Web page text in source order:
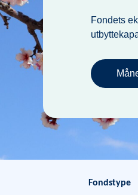
Fondets
Fondstype